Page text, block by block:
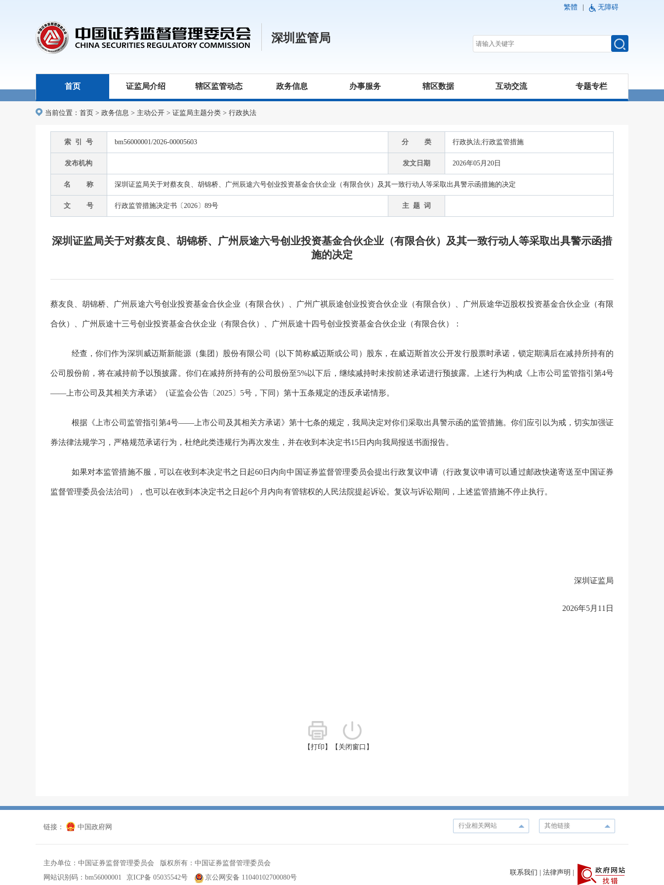
繁體 无障碍
深圳监管局
首页 证监局介绍 辖区监管动态 政务信息 办事服务 辖区数据 互动交流 专题专栏
当前位置： 首页 > 政务信息 > 主动公开 > 证监局主题分类 > 行政执法
索 引 号 bm56000001/2026-00005603 分 类 行政执法;行政监管措施
发布机构 发文日期 2026年05月20日
名 称 深圳证监局关于对蔡友良、胡锦桥、广州辰途六号创业投资基金合伙企业（有限合伙）及其一致行动人等采取出具警示函措施的决定
文 号 行政监管措施决定书〔2026〕89号 主 题 词
深圳证监局关于对蔡友良、胡锦桥、广州辰途六号创业投资基金合伙企业（有限合伙）及其一致行动人等采取出具警示函措
施的决定
蔡友良、胡锦桥、广州辰途六号创业投资基金合伙企业（有限合伙）、广州广祺辰途创业投资合伙企业（有限合伙）、广州辰途华迈股权投资基金合伙企业（有限
合伙）、广州辰途十三号创业投资基金合伙企业（有限合伙）、广州辰途十四号创业投资基金合伙企业（有限合伙）：
经查，你们作为深圳威迈斯新能源（集团）股份有限公司（以下简称威迈斯或公司）股东，在威迈斯首次公开发行股票时承诺，锁定期满后在减持所持有的
公司股份前，将在减持前予以预披露。你们在减持所持有的公司股份至5%以下后，继续减持时未按前述承诺进行预披露。上述行为构成 《上市公司监管指引第4号
——上市公司及其相关方承诺》（证监会公告〔2025〕5号，下同）第十五条规定的违反承诺情形。
根据《上市公司监管指引第4号——上市公司及其相关方承诺》第十七条的规定，我局决定对你们采取出具警示函的监管措施。你们应引以为戒，切实加强证
券法律法规学习，严格规范承诺行为，杜绝此类违规行为再次发生，并在收到本决定书15日内向我局报送书面报告。
如果对本监管措施不服，可以在收到本决定书之日起60日内向中国证券监督管理委员会提出行政复议申请 （行政复议申请可以通过邮政快递寄送至中国证券
监督管理委员会法治司） ，也可以在收到本决定书之日起6个月内向有管辖权的人民法院提起诉讼。复议与诉讼期间，上述监管措施不停止执行。
深圳证监局
2026年5月11日
【打印】 【关闭窗口】
链接： 中国政府网
主办单位：中国证券监督管理委员会 版权所有：中国证券监督管理委员会
网站识别码：bm56000001
京ICP备 05035542号 京公网安备 11040102700080号
联系我们 法律声明